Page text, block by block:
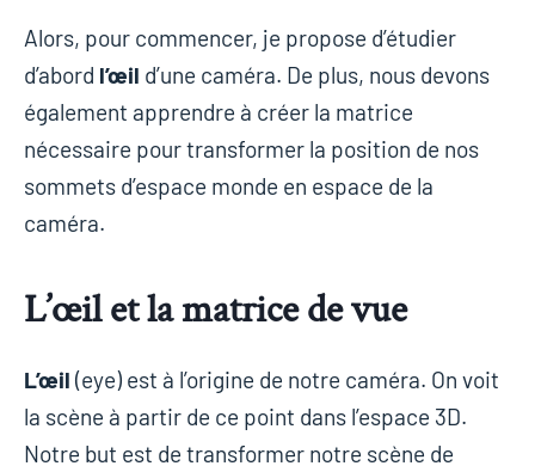
Alors, pour commencer, je propose d’étudier
d’abord l’œil d’une caméra. De plus, nous devons
également apprendre à créer la matrice
nécessaire pour transformer la position de nos
sommets d’espace monde en espace de la
caméra.
L’œil et la matrice de vue
L’œil (eye) est à l’origine de notre caméra. On voit
la scène à partir de ce point dans l’espace 3D.
Notre but est de transformer notre scène de